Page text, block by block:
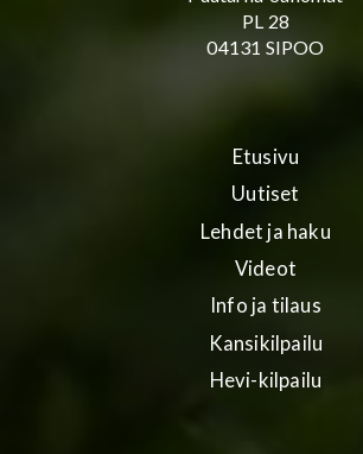
PL 28
04131 SIPOO
Etusivu
Uutiset
Lehdet ja haku
Videot
Info ja tilaus
Kansikilpailu
Hevi-kilpailu